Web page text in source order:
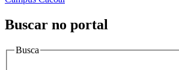
Buscar no portal
Busca